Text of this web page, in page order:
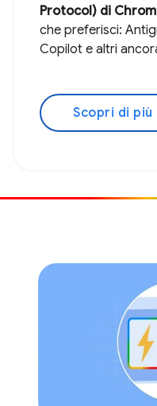
Protocol) di
che preferisci:
Copilot e altri
Scopri di più